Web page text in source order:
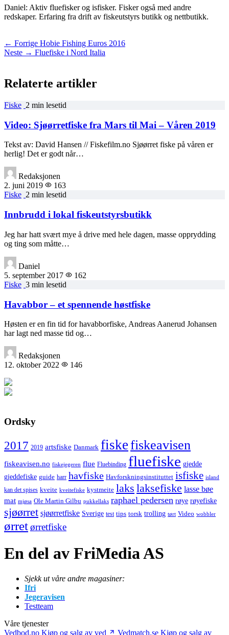
Daniel: Aktiv fluefisker og isfisker. Fisker også med andre
redskaper. Erfaring fra drift av fiskeutstyrs butikk og nettbutikk.
← Forrige Hobie Fishing Euros 2016
Neste → Fluefiske i Nord Italia
Relaterte artikler
Fiske 2 min lesetid
Video: Sjøørretfiske fra Mars til Mai – Våren 2019
Tekst av: David Hansen // Fiskefilm.no Sjøørret fiske på våren er
herlig! Det er godt når…
Redaksjonen
2. juni 2019
163
Fiske 2 min lesetid
Innbrudd i lokal fiskeutstyrsbutikk
Jeg har hatt svært mye å drive med hele dagen, masse opprydding
og ting som måtte…
Daniel
5. september 2017
162
Fiske 3 min lesetid
Havabbor – et spennende høstfiske
Høsten er en fin tid for havabborfiske, Andreas Aanerud Johansen
har lagt ned masse tid og…
Redaksjonen
12. oktober 2022
146
Ordsky
2017 2019 artsfiske Danmark fiskefiskeavisen
fiskeavisen.no fiskejegeren flue Fluebinding fluefiske gjedde
gjeddefiske guide harr havfiske Havforskningsinstituttet isfiske island
kan det spises kveite kveitefiske kystmeite laks laksefiske lasse bøe
mat mjøsa Ole Martin Gilbu pukkellaks raphael pedersen røye røyefiske
sjøørret sjøørretfiske Sverige test tips torsk trolling tørt Video wobbler
ørretørretfiske
En del av FriMedia AS
Sjekk ut våre andre magasiner:
Ifri
Jegeravisen
Testteam
Våre tjenester
Vedbod.no Kjøp og salg av ved Vedmatch.se Kjøp og salg av